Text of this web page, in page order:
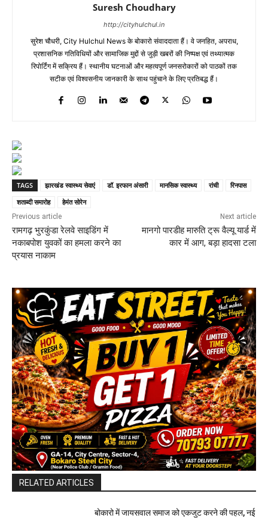
Suresh Choudhary
http://cityhulchul.in
सुरेश चौधरी, City Hulchul News के बोकारो संवाददाता हैं। वे जनहित, अपराध,
प्रशासनिक गतिविधियों और सामाजिक मुद्दों से जुड़ी खबरों की निष्पक्ष एवं तथ्यात्मक
रिपोर्टिंग में सक्रिय हैं। स्थानीय घटनाओं और महत्वपूर्ण जनसरोकारों को पाठकों तक
सटीक एवं विश्वसनीय जानकारी के साथ पहुंचाने के लिए प्रतिबद्ध हैं।
TAGS झारखंड स्वास्थ्य सेवाएं डॉ. इरफान अंसारी मानसिक स्वास्थ्य रांची
रिनपास
शताब्दी समारोह
हेमंत सोरेन
Previous article
रामगढ़ भुरकुंडा रेलवे साइडिंग में
नकाबपोश युवकों का हमला करने का
प्रयास नाकाम
Next article
मानगो पारडीह मारुति ट्रू वैल्यू यार्ड में
कार में आग, बड़ा हादसा टला
RELATED ARTICLES
बोकारो में जायसवाल समाज को एकजुट करने की पहल, नई